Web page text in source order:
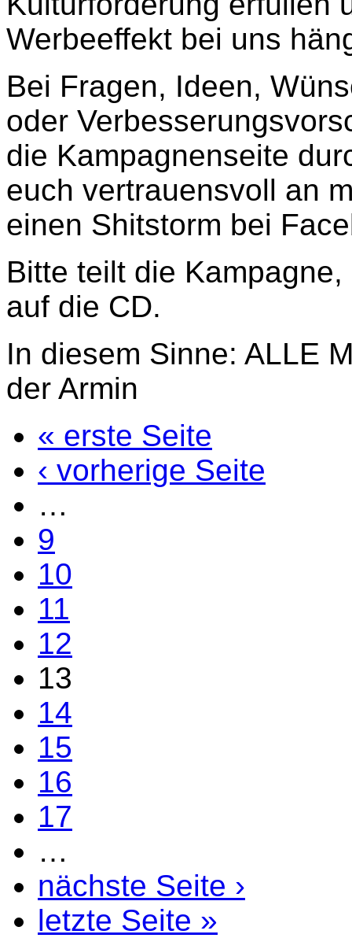
Werbeeffekt bei uns
Bei Fragen, Ideen,
oder
die Kampagnenseite
euch vertrauensvoll an
einen Shitstorm bei
Bitte teilt die
auf die CD.
In diesem Sinne: ALLE
der Armin
« erste Seite
‹ vorherige Seite
…
9
10
11
12
13
14
15
16
17
…
nächste Seite ›
letzte Seite »